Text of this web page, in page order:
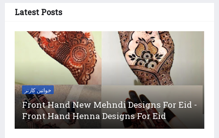
Latest Posts
خواتین کارنر
Front Hand New Mehndi Designs For Eid -
Front Hand Henna Designs For Eid